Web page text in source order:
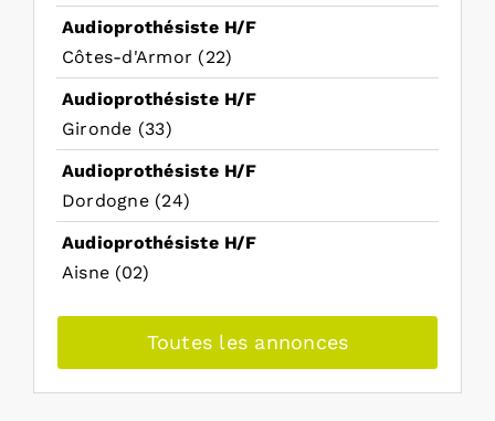
Audioprothésiste H/F
Côtes-d'Armor (22)
Audioprothésiste H/F
Gironde (33)
Audioprothésiste H/F
Dordogne (24)
Audioprothésiste H/F
Aisne (02)
Toutes les annonces